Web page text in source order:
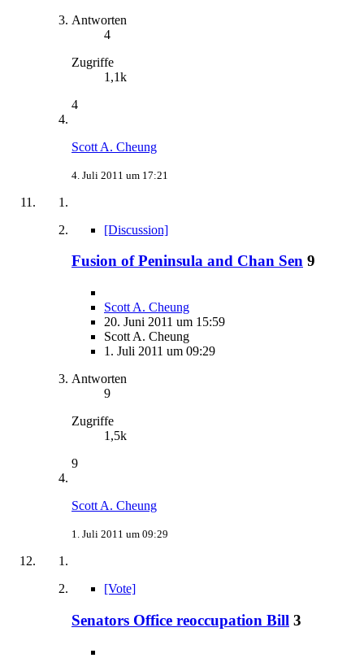
Antworten
4
Zugriffe
1,1k
4
Scott A. Cheung
4. Juli 2011 um 17:21
[Discussion]
Fusion of Peninsula and Chan Sen 9
Scott A. Cheung
20. Juni 2011 um 15:59
Scott A. Cheung
1. Juli 2011 um 09:29
Antworten
9
Zugriffe
1,5k
9
Scott A. Cheung
1. Juli 2011 um 09:29
[Vote]
Senators Office reoccupation Bill 3